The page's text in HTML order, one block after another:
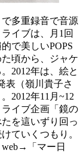
多重録音で音源
イブは、月1回
で美しいPOPS
頃から、ジャケ
2012年は、絵と
表（嶺川貴子さ
2012年11月~12
イブ企画「鏡の
を這いずり回っ
ていくつもり。
「マー日